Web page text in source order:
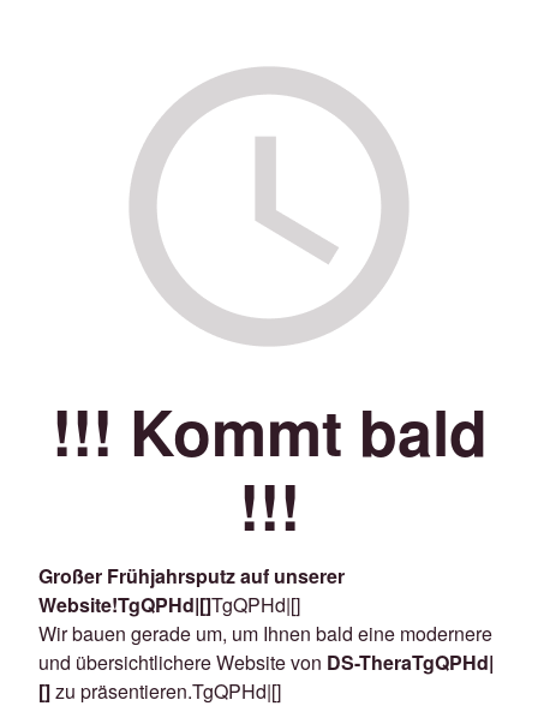
!!! Kommt bald
!!!
Großer Frühjahrsputz auf unserer
Website!TgQPHd|[]TgQPHd|[]
Wir bauen gerade um, um Ihnen bald eine modernere
und übersichtlichere Website von DS-TheraTgQPHd|
[]zu präsentieren.TgQPHd|[]